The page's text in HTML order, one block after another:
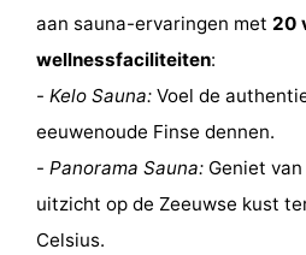
Musea
Monumenten
Vuurtorens
Uitkijkpunten
Attracties
aan sauna-ervaringen met 20
wellnessfaciliteiten:
- Kelo Sauna: Voel de
eeuwenoude Finse dennen.
- Panorama Sauna: Geniet
uitzicht op de Zeeuwse kust
Celsius.